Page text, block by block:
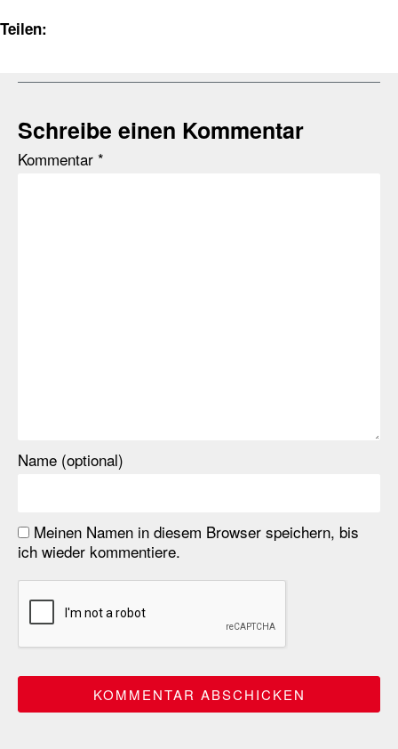
Teilen:
Schreibe einen Kommentar
Kommentar *
Name (optional)
Meinen Namen in diesem Browser speichern, bis
ich wieder kommentiere.